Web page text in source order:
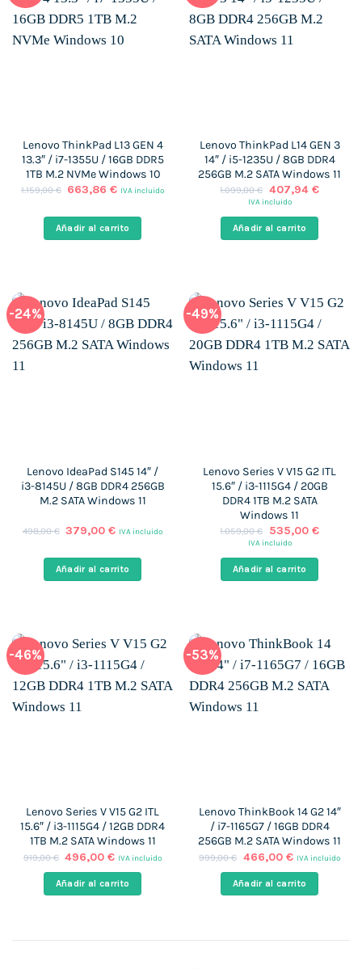
Lenovo ThinkPad L13 GEN 4
13.3″ / i7-1355U / 16GB DDR5
1TB M.2 NVMe Windows 10
1.159,00€ El
era:
1.159,00 €.
663,86€El
es:
663,86 €.
IVA incluido
Añadir al carrito
Lenovo ThinkPad L14 GEN 3
14″ / i5-1235U / 8GB DDR4
256GB M.2 SATA Windows 11
1.099,00€ El
precio
era:
1.099,00 €.
407,94 €El
es:
407,94
IVA incluido
Añadir al carrito
-24%
Lenovo IdeaPad S145 14″ /
i3-8145U / 8GB DDR4 256GB
M.2 SATA Windows 11
498,00€ El
era:
498,00 €.
379,00€El
es:
379,00 €.
IVA incluido
Añadir al carrito
-49%
Lenovo Series V V15 G2 ITL
15.6″ / i3-1115G4 / 20GB
DDR4 1TB M.2 SATA
Windows 11
1.059,00€
El
precio
era:
1.059,00 €.
535,00 €El
es:
IVA incluido
Añadir al carrito
-46%
Lenovo Series V V15 G2 ITL
15.6″ / i3-1115G4 / 12GB DDR4
1TB M.2 SATA Windows 11
919,00€ El
original
era:
496,00€El
actual
es:
IVA incluido
Añadir al carrito
-53%
Lenovo ThinkBook 14 G2 14″
/ i7-1165G7 / 16GB DDR4
256GB M.2 SATA Windows 11
999,00€ El
original
era:
466,00 €El
actual
es:
IVA incluido
Añadir al carrito